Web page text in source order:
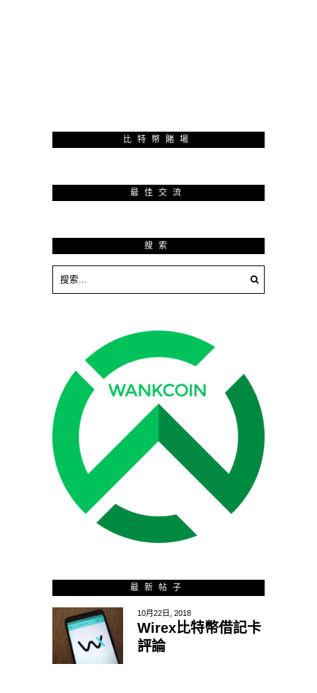
比特幣賭場
最佳交流
搜索
最新帖子
10月22日, 2018
Wirex比特幣借記卡
評論